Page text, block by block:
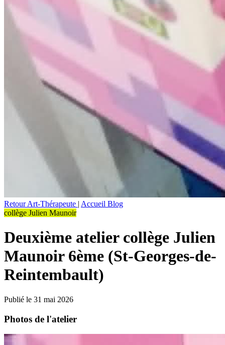
Retour Art-Thérapeute | Accueil Blog
collège Julien Maunoir
Deuxième atelier collège Julien
Maunoir 6ème (St-Georges-de-
Reintembault)
Publié le 31 mai 2026
Photos de l'atelier